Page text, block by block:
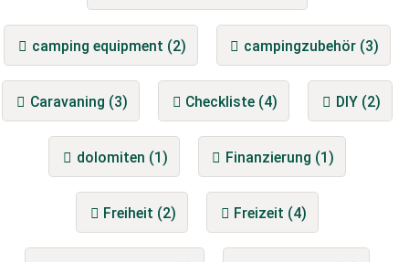
camping equipment (2) campingzubehör (3)
Caravaning (3) Checkliste (4) DIY (2)
dolomiten (1) Finanzierung (1)
Freiheit (2) Freizeit (4)